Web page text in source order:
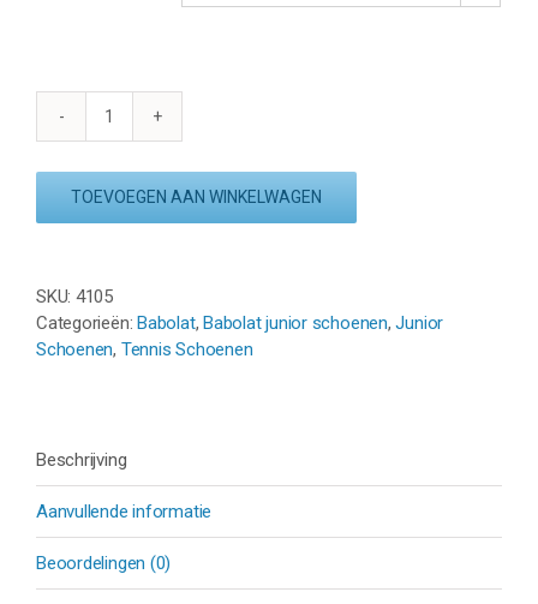
BABOLAT
3
-
ANGEL
BLUE
aantal
TOEVOEGEN AAN WINKELWAGEN
SKU: 4105
Categorieën:Babolat,Babolat junior schoenen,Junior
Schoenen, Tennis Schoenen
Beschrijving
Aanvullende informatie
Beoordelingen (0)